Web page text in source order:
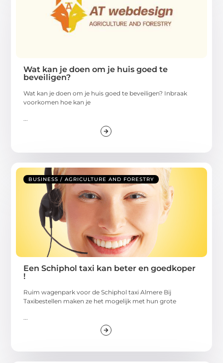
Wat kan je doen om je huis goed te
beveiligen?
Wat kan je doen om je huis goed te beveiligen? Inbraak
voorkomen hoe kan je
BUSINESS / AGRICULTURE AND FORESTRY
Een Schiphol taxi kan beter en goedkoper
!
Ruim wagenpark voor de Schiphol taxi Almere Bij
Taxibestellen maken ze het mogelijk met hun grote